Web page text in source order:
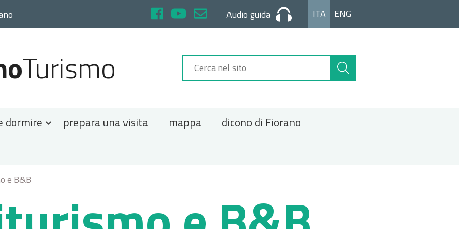
Audio guida ITA ENG
Turismo
Cerca
nel
dormire prepara una visita mappa
dicono di Fiorano
e B&B